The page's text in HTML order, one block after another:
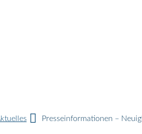
Presseinformationen –